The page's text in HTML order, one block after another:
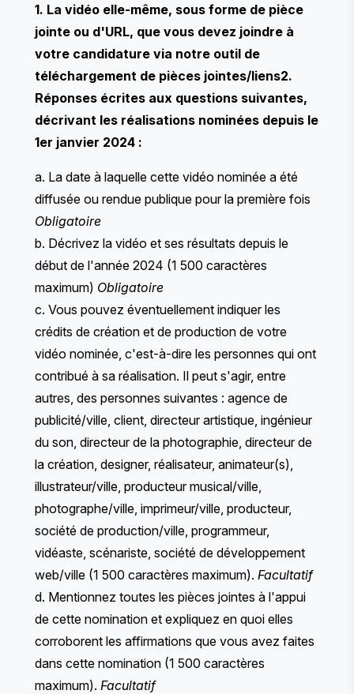
1. La vidéo elle-même, sous forme de pièce
jointe ou d'URL, que vous devez joindre à
votre candidature via notre outil de
téléchargement de pièces jointes/liens2.
Réponses écrites aux questions suivantes,
décrivant les réalisations nominées depuis le
1er janvier 2024 :
a. La date à laquelle cette vidéo nominée a été
diffusée ou rendue publique pour la première fois
Obligatoire
b. Décrivez la vidéo et ses résultats depuis le
début de l'année 2024 (1 500 caractères
maximum) Obligatoire
c. Vous pouvez éventuellement indiquer les
crédits de création et de production de votre
vidéo nominée, c'est-à-dire les personnes qui ont
contribué à sa réalisation. Il peut s'agir, entre
autres, des personnes suivantes : agence de
publicité/ville, client, directeur artistique, ingénieur
du son, directeur de la photographie, directeur de
la création, designer, réalisateur, animateur(s),
illustrateur/ville, producteur musical/ville,
photographe/ville, imprimeur/ville, producteur,
société de production/ville, programmeur,
vidéaste, scénariste, société de développement
web/ville (1 500 caractères maximum). Facultatif
d. Mentionnez toutes les pièces jointes à l'appui
de cette nomination et expliquez en quoi elles
corroborent les affirmations que vous avez faites
dans cette nomination (1 500 caractères
maximum). Facultatif